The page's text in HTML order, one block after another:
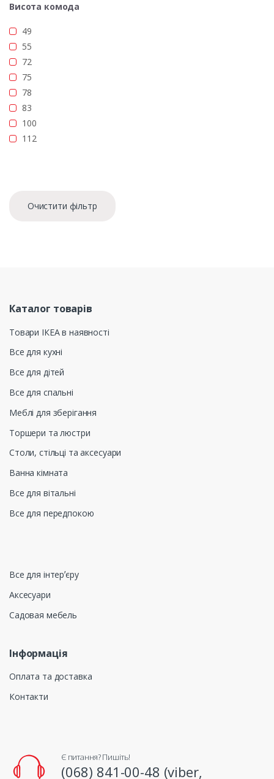
Висота комода
49
55
72
75
78
83
100
112
Очистити фільтр
Каталог товарів
Товари ІКЕА в наявності
Все для кухні
Все для дітей
Все для спальні
Меблі для зберігання
Торшери та люстри
Столи, стільці та аксесуари
Ванна кімната
Все для вітальні
Все для передпокою
Все для інтерʼєру
Аксесуари
Садовая мебель
Інформація
Оплата та доставка
Контакти
Є питання? Пишіть!
(068) 841-00-48 (viber,